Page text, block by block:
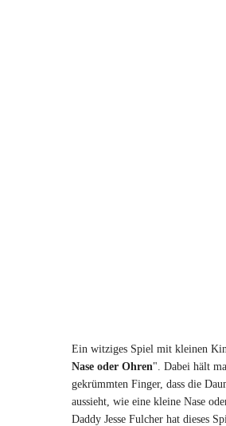
Ein witziges Spiel mit kleinen
Nase oder Ohren". Dabei hält
gekrümmten Finger, dass die
aussieht, wie eine kleine Nase
Daddy Jesse Fulcher hat dieses